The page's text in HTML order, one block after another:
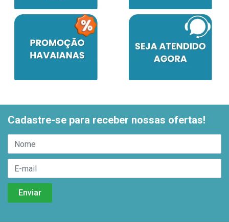
Cadastre-se para receber nossas ofertas!